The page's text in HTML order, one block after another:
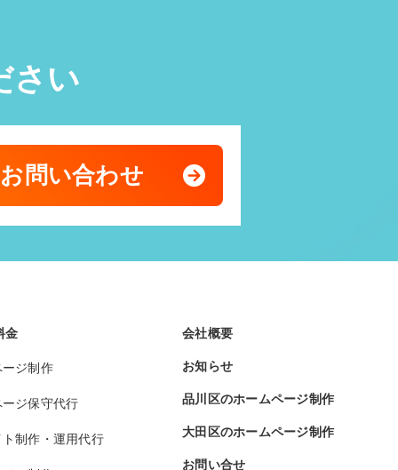
さい
問い合わせ
金
ジ制作
ジ保守代行
制作・運用代行
会社概要
お知らせ
品川区のホームページ制作
大田区のホームページ制作
お問い合せ